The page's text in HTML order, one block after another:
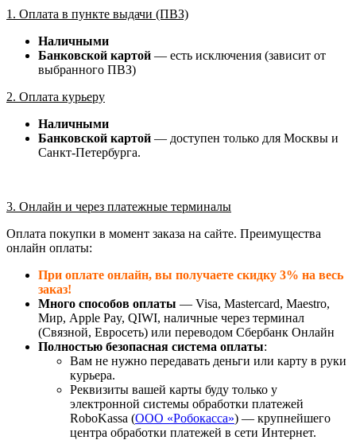
1. Оплата в пункте выдачи (ПВЗ)
Наличными
Банковской картой — есть исключения (зависит от
выбранного ПВЗ)
2. Оплата курьеру
Наличными
Банковской картой — доступен только для Москвы и
Санкт-Петербурга.
3. Онлайн и через платежные терминалы
Оплата покупки в момент заказа на сайте. Преимущества
онлайн оплаты:
При оплате онлайн, вы получаете скидку 3% на весь
заказ!
Много способов оплаты — Visa, Mastercard, Maestro,
Мир, Apple Pay, QIWI, наличные через терминал
(Связной, Евросеть) или переводом Сбербанк Онлайн
Полностью безопасная система оплаты:
Вам не нужно передавать деньги или карту в руки
курьера.
Реквизиты вашей карты буду только у
электронной системы обработки платежей
RoboKassa (ООО «Робокасса») — крупнейшего
центра обработки платежей в сети Интернет.